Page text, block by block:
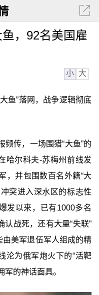
，92名美国雇
小 大
鱼”落网，战争逻辑彻底
传，一场围猎“大鱼”的
哈尔科夫-苏梅州前线发
，并包围数百名外籍“大
突进入深水区的标志性
发以来，已有1000多名
战死，还有大量“失联”
由美军退伍军人组成的精
沦为俄军炮火下的“活靶
军的神话面具。